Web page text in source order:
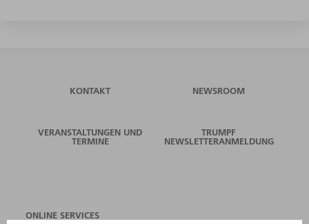
KONTAKT NEWSROOM
VERANSTALTUNGEN UND
TERMINE
TRUMPF
NEWSLETTERANMELDUNG
ONLINE SERVICES